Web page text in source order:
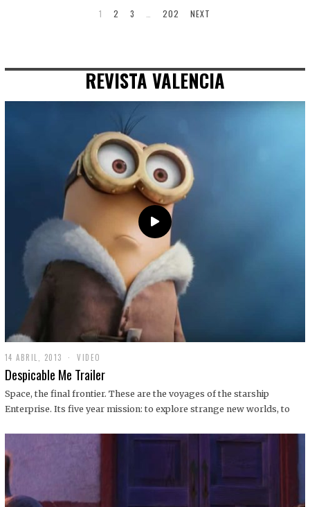
1 2 3 202 NEXT
REVISTA VALENCIA
14 ABRIL, 2013
9
D
C
I
1
VIDEO
Despicable Me Trailer
Space, the final frontier. These are the voyages of the starship
Enterprise. Its five year mission: to explore strange new worlds, to